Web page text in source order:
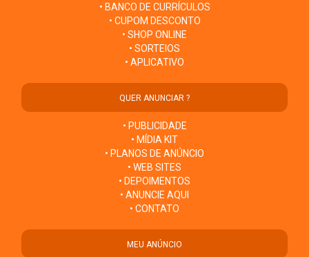
• BANCO DE CURRÍCULOS
• CUPOM DESCONTO
• SHOP ONLINE
• SORTEIOS
• APLICATIVO
QUER ANUNCIAR ?
• PUBLICIDADE
• MÍDIA KIT
• PLANOS DE ANÚNCIO
• WEB SITES
• DEPOIMENTOS
• ANUNCIE AQUI
• CONTATO
MEU ANÚNCIO